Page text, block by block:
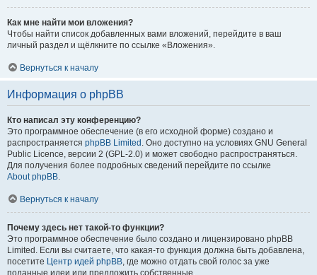
Как мне найти мои вложения?
Чтобы найти список добавленных вами вложений, перейдите в ваш
личный раздел и щёлкните по ссылке «Вложения».
Вернуться к началу
Информация о phpBB
Кто написал эту конференцию?
Это программное обеспечение (в его исходной форме) создано и
распространяется phpBB Limited . Оно доступно на условиях GNU General
Public Licence, версии 2 (GPL-2.0) и может свободно распространяться.
Для получения более подробных сведений перейдите по ссылке
About phpBB.
Вернуться к началу
Почему здесь нет такой-то функции?
Это программное обеспечение было создано и лицензировано phpBB
Limited. Если вы считаете, что какая-то функция должна быть добавлена,
посетите Центр идей phpBB, где можно отдать свой голос за уже
поданные идеи или предложить собственные.